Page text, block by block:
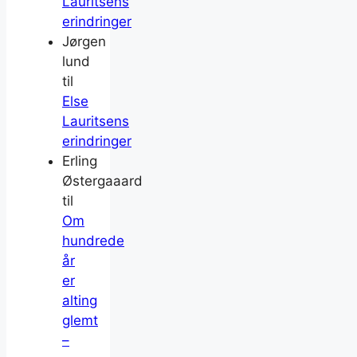
erindringer
Jørgen
lund
til
Else
Lauritsens
erindringer
Erling
Østergaaard
til
Om
hundrede
år
er
alting
glemt
–